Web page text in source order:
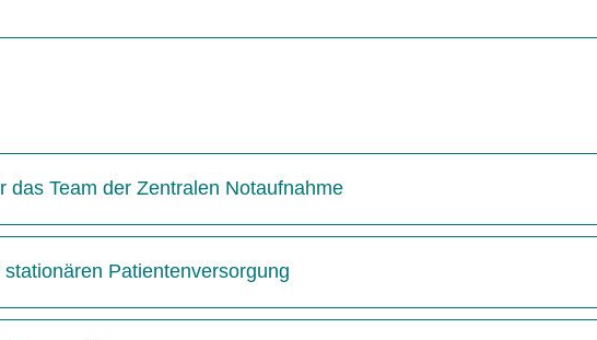
Team der Zentralen Notaufnahme
Patientenversorgung